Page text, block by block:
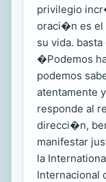
privilegio
oraci�n es el
su vida.
�Podemos
podemos
atentamente
responde al
direcci�n,
manifestar
la
Internacional